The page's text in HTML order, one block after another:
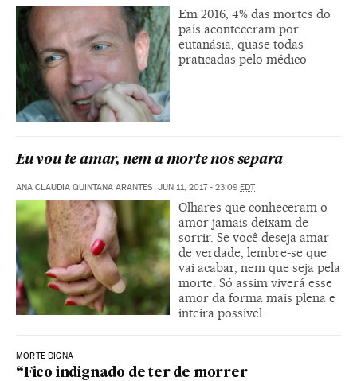
Em 2016, 4% das mortes do
país aconteceram por
eutanásia, quase todas
praticadas pelo médico
Eu vou te amar, nem a morte nos separa
ANA CLAUDIA QUINTANA ARANTES | JUN 11, 2017 - 23:09 EDT
Olhares que conheceram o
amor jamais deixam de
sorrir. Se você deseja amar
de verdade, lembre-se que
vai acabar, nem que seja pela
morte. Só assim viverá esse
amor da forma mais plena e
inteira possível
MORTE DIGNA
“Fico indignado de ter de morrer